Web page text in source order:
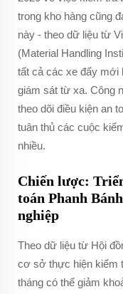
trong kho hàng cũng
này - theo dữ liệu từ
(Material Handling
tất cả các xe đẩy mới
giám sát từ xa. Công
theo dõi điều kiện an
tuân thủ các cuộc
nhiều.
Chiến lược:
toán Phanh
nghiệp
Theo dữ liệu từ Hội
cơ sở thực hiện kiểm
tháng có thể giảm